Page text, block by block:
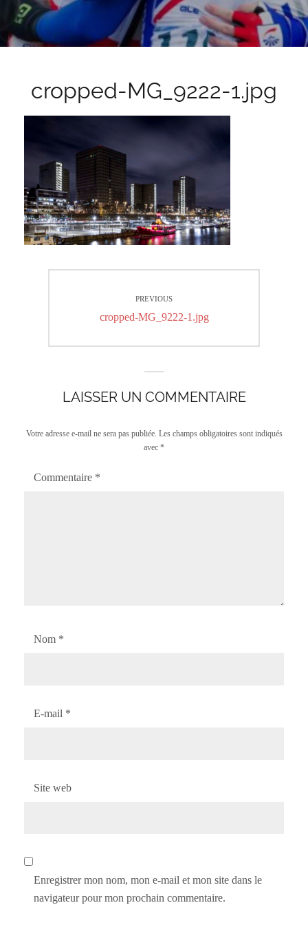
cropped-MG_9222-1.jpg
PREVIOUS
Previous
cropped-MG_9222-1.jpg
LAISSER UN COMMENTAIRE
Votre adresse e-mail ne sera pas publiée. Les champs obligatoires sont indiqués
avec *
Commentaire *
Nom *
E-mail *
Site web
Enregistrer mon nom, mon e-mail et mon site dans le
navigateur pour mon prochain commentaire.